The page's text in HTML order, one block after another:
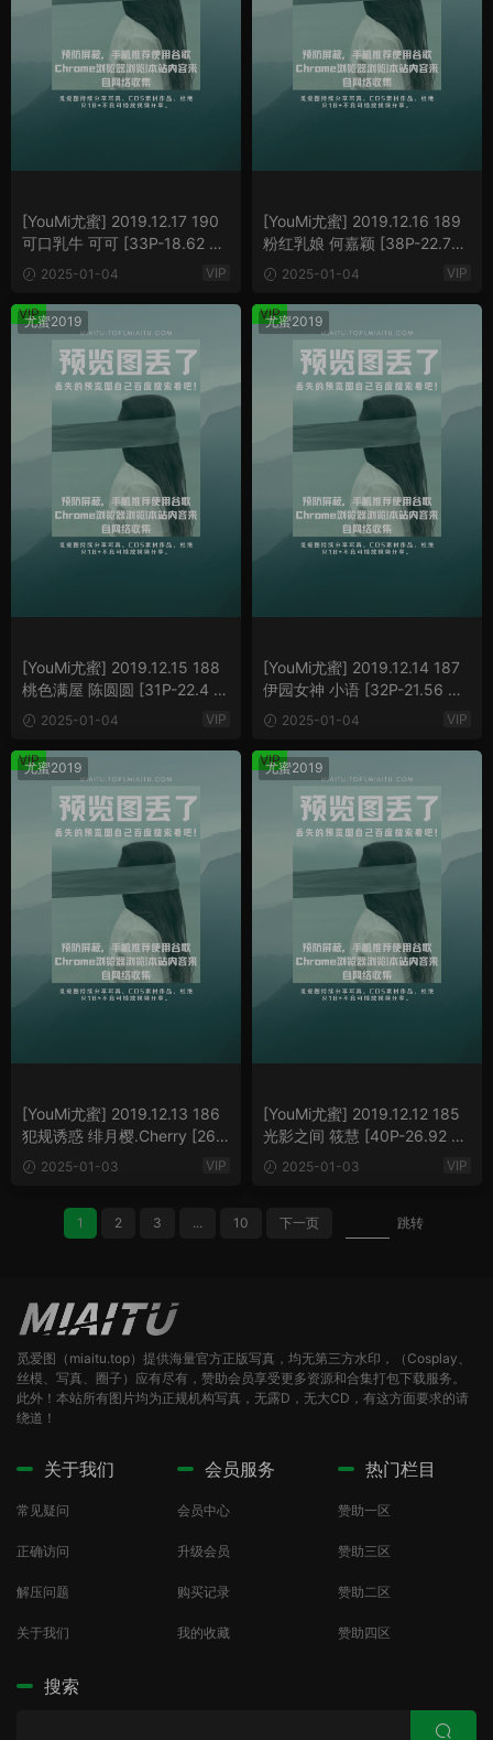
[YouMi尤蜜] 2019.12.17 190
可口乳牛 可可 [33P-18.62 M
B] 2025-01-04 VIP
[YouMi尤蜜] 2019.12.16 189
粉红乳娘 何嘉颖 [38P-22.74
MB]2025-01-04 VIP
尤蜜2019
[YouMi尤蜜] 2019.12.15 188
桃色满屋 陈圆圆 [31P-22.4 M
B] 2025-01-04 VIP
VIP 尤蜜2019
[YouMi尤蜜] 2019.12.14 187
伊园女神 小语 [32P-21.56 M
B] 2025-01-04 VIP
VIP
尤蜜2019
[YouMi尤蜜] 2019.12.13 186
犯规诱惑 绯月樱.Cherry [26P
-13.97 MB]
2025-01-03 VIP
VIP 尤蜜2019
[YouMi尤蜜] 2019.12.12 185
光影之间 筱慧 [40P-26.92 M
B] 2025-01-03 VIP
VIP
1 2 3 ... 10 下一页 跳转
觅爱图（miaitu.top）提供海量官方正版写真，均无第三方水印，（Cosplay、
丝模、写真、圈子）应有尽有，赞助会员享受更多资源和合集打包下载服务。
此外！本站所有图片均为正规机构写真，无露D，无大CD，有这方面要求的请
绕道！
关于我们
常见疑问
正确访问
解压问题
关于我们
会员服务
会员中心
升级会员
购买记录
我的收藏
热门栏目
赞助一区
赞助三区
赞助二区
赞助四区
搜索